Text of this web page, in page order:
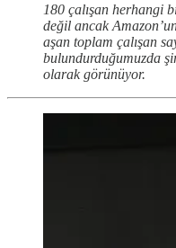
180 çalışan herhangi
değil ancak
aşan toplam çalışan
bulundurduğumuzda
olarak görünüyor.